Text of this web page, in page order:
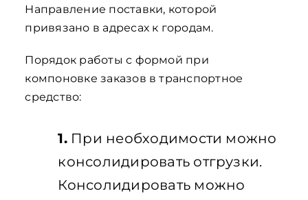
Направление поставки, которой
привязано в адресах к городам.
Порядок работы с формой при
компоновке заказов в транспортное
средство:
1.При необходимости можно
консолидировать отгрузки.
Консолидировать можно